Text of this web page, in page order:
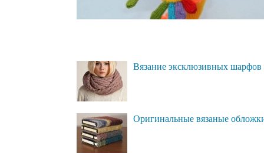
Вязание эксклюзивных
Оригинальные вязаные